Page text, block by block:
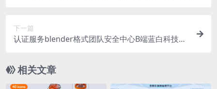
下一篇
认证服务blender格式团队安全中心B端蓝白科技图
相关文章